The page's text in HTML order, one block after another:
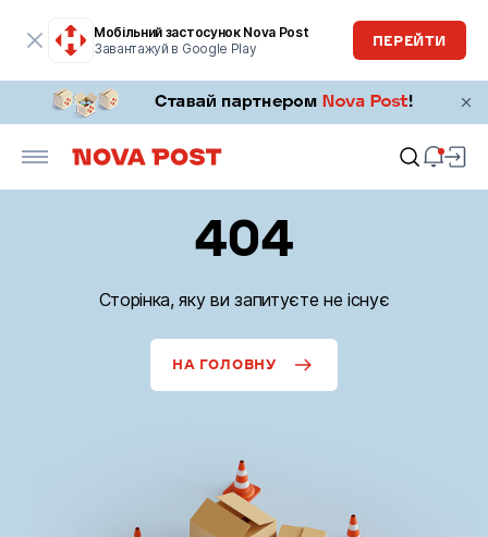
Мобільний застосунок Nova Post
Завантажуй в Google Play
ПЕРЕЙТИ
404
Сторінка, яку ви запитуєте не існує
НА ГОЛОВНУ